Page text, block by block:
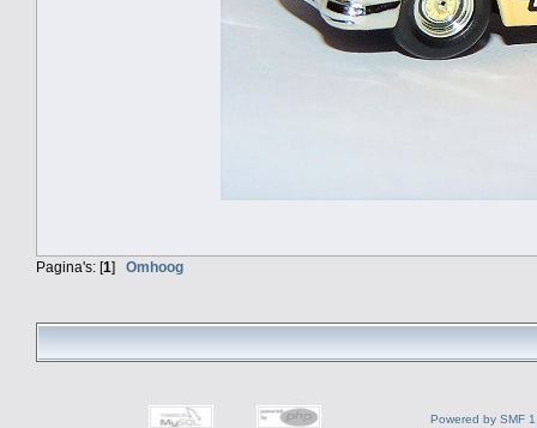
Pagina's: [1] Omhoog
Powered by SMF